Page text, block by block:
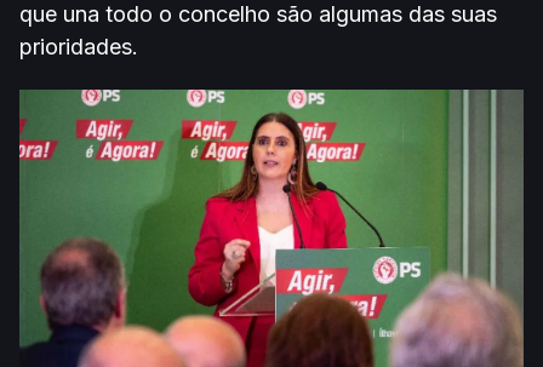
que una todo o concelho são algumas das suas
prioridades.